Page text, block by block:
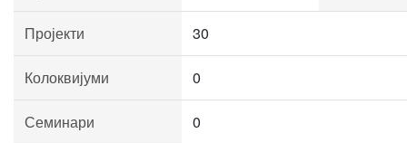
Пројекти 30
Колоквијуми 0
Семинари 0